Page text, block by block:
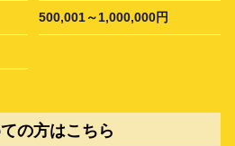
500,001～1,000,000円
の方はこちら